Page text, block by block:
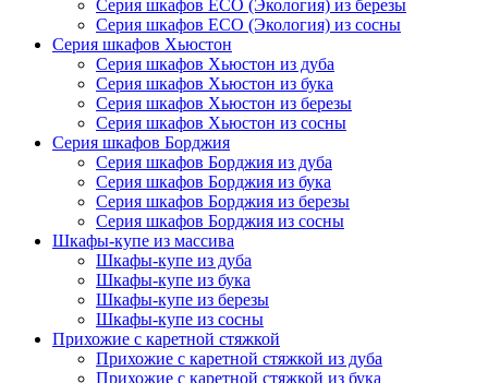
Серия шкафов ECO (Экология) из березы
Серия шкафов ECO (Экология) из сосны
Серия шкафов Хьюстон
Серия шкафов Хьюстон из дуба
Серия шкафов Хьюстон из бука
Серия шкафов Хьюстон из березы
Серия шкафов Хьюстон из сосны
Серия шкафов Борджия
Серия шкафов Борджия из дуба
Серия шкафов Борджия из бука
Серия шкафов Борджия из березы
Серия шкафов Борджия из сосны
Шкафы-купе из массива
Шкафы-купе из дуба
Шкафы-купе из бука
Шкафы-купе из березы
Шкафы-купе из сосны
Прихожие с каретной стяжкой
Прихожие с каретной стяжкой из дуба
Прихожие с каретной стяжкой из бука